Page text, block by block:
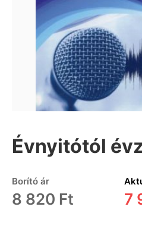
Évnyitótól
Borító ár
8 820 Ft 7